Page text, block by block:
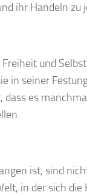
ihr Handeln zu
und
in seiner
dass es
ist, sind
in der sich